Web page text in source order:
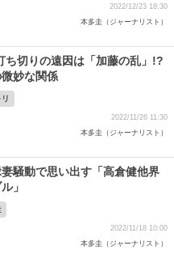
2022/12/23 18:30
本多圭（ジャーナリスト）
ち切りの遠因は「加藤の乱」!?
妙な関係
2022/11/26 11:30
本多圭（ジャーナリスト）
騒動で思い出す「高倉健他界
」
2022/11/18 10:00
本多圭（ジャーナリスト）